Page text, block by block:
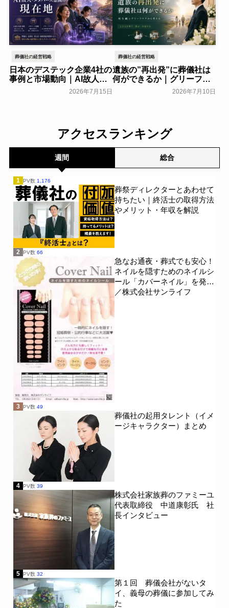
葬儀社の経営戦略
日本のデステック企業4社の
事例と市場動向｜AI故人・
メタバース霊園の現在地
2026年7月15日
葬儀社の経営戦略
遺族の”再出発”に葬儀社は
何ができるか｜グリーフケ
アから読み解く故人との向
2026年7月10日
アクセスランキング
週間 総合
1 PV数 1,176
葬祭ディレクターとあわせて
持ちたい｜終活士の取得方法
やメリット・年収を解説
2 PV数 66
急なお通夜・葬式でも安心！
ネイルを隠すためのネイルシ
ール「カバーネイル」を発売
／株式会社サンライフ
3 PV数 49
葬儀社の起用タレント（イメ
ージキャラクター）まとめ
4 PV数 39
株式会社家族葬のファミーユ
代表取締役 中道康彰氏 社
長インタビュー
5 PV数 32
第１回 葬儀会社がないタ
イ、義母の葬儀に参加してみ
た